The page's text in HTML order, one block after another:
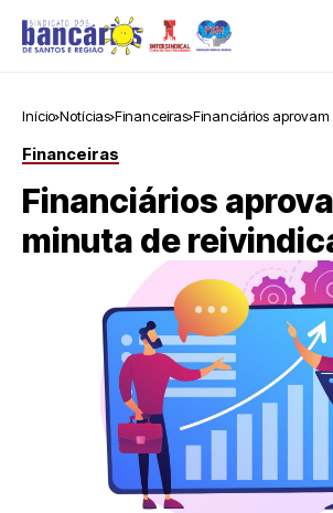
Início Notícias Financeiras Financiários
Financeiras
Financiários
minuta de